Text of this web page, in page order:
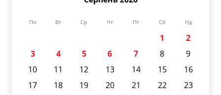
Пн Вт Ср Чт Пт Сб Нд
1
2
3
4 5 6 7 8
9
10
11 12 13 14 15
16
17
18 19 20 21 22
23